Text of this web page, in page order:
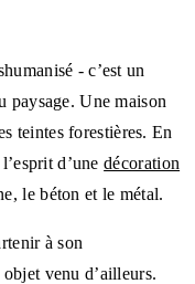
- c’est un
paysage. Une maison
teintes forestières. En
d’unedécoration
le béton et le métal.
à son
venu d’ailleurs.